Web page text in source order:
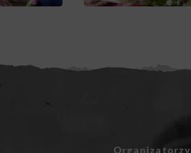
Organizatorzy